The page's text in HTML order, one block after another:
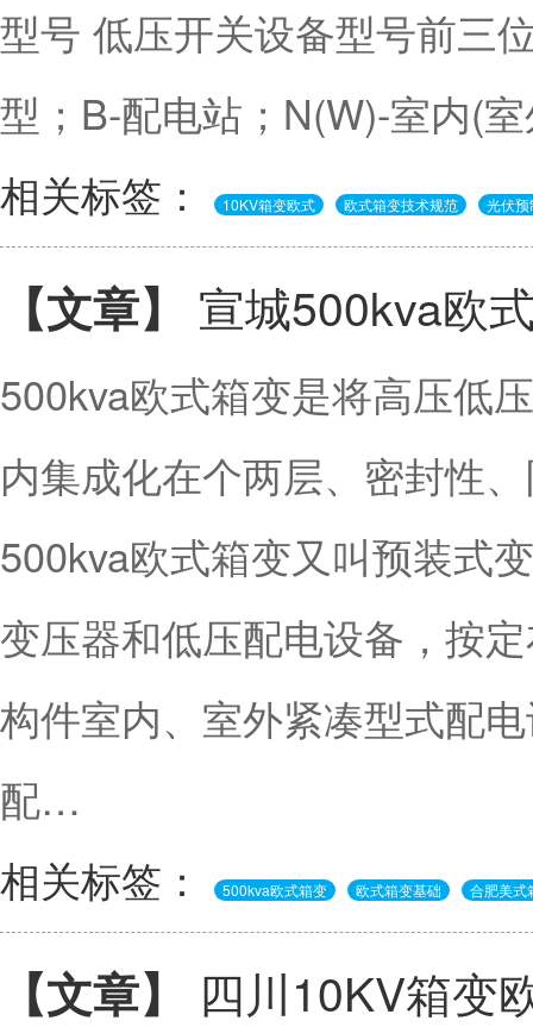
型号 低压开关设备型号前
型；B-配电站；N(W)-室内(
相关标签：
10KV箱变欧式 欧式箱变技术规范 光伏
【文章】 宣城500kva欧
500kva欧式箱变是将高压低
内集成化在个两层、密封性
500kva欧式箱变又叫预装式
变压器和低压配电设备，按
构件室内、室外紧凑型式配
配…
相关标签：
500kva欧式箱变 欧式箱变基础 合肥美式
【文章】 四川10KV箱变